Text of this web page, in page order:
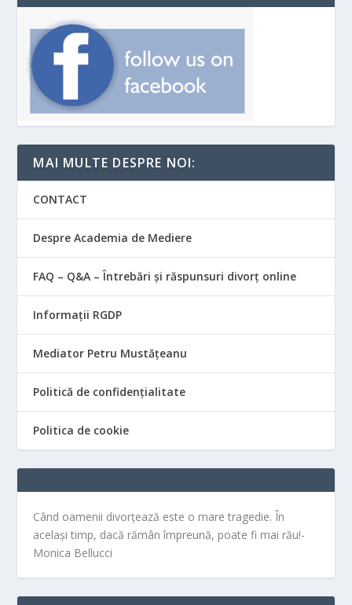
MAI MULTE DESPRE NOI:
CONTACT
Despre Academia de Mediere
FAQ – Q&A – Întrebări și răspunsuri divorț online
Informații RGDP
Mediator Petru Mustățeanu
Politică de confidențialitate
Politica de cookie
Când oamenii divorțează este o mare tragedie. În
același timp, dacă rămân împreună, poate fi mai rău!-
Monica Bellucci